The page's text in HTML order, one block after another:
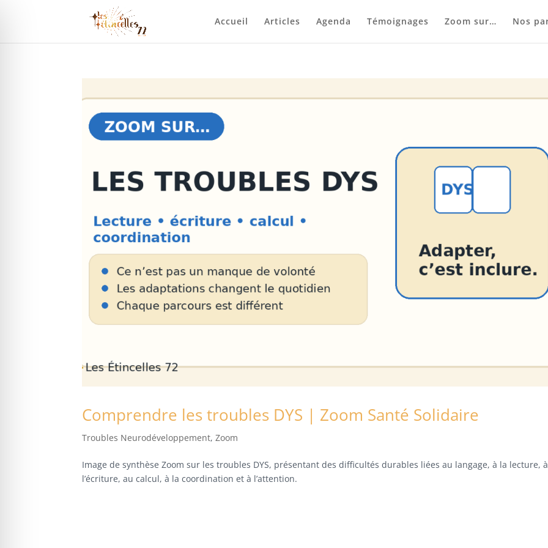
Accueil Articles Agenda Témoignages Zoom sur… Nos
Comprendre les troubles DYS | Zoom Santé Solidaire
Troubles Neurodéveloppement,Zoom
Image de synthèse Zoom sur les troubles DYS, présentant des difficultés durables liées au langage, à la lecture, à
l’écriture, au calcul, à la coordination et à l’attention.